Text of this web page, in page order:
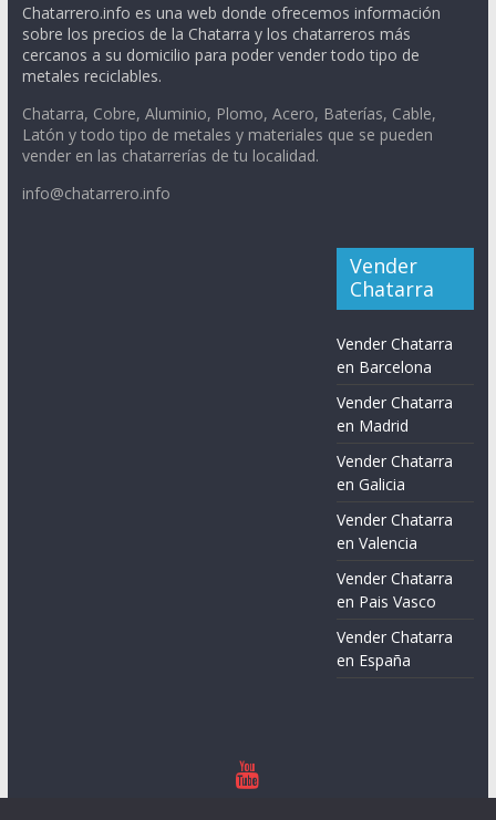
Chatarrero.info es una web donde ofrecemos información
sobre los precios de la Chatarra y los chatarreros más
cercanos a su domicilio para poder vender todo tipo de
metales reciclables.
Chatarra, Cobre, Aluminio, Plomo, Acero, Baterías, Cable,
Latón y todo tipo de metales y materiales que se pueden
vender en las chatarrerías de tu localidad.
info@chatarrero.info
Vender
Chatarra
Vender Chatarra
en Barcelona
Vender Chatarra
en Madrid
Vender Chatarra
en Galicia
Vender Chatarra
en Valencia
Vender Chatarra
en Pais Vasco
Vender Chatarra
en España